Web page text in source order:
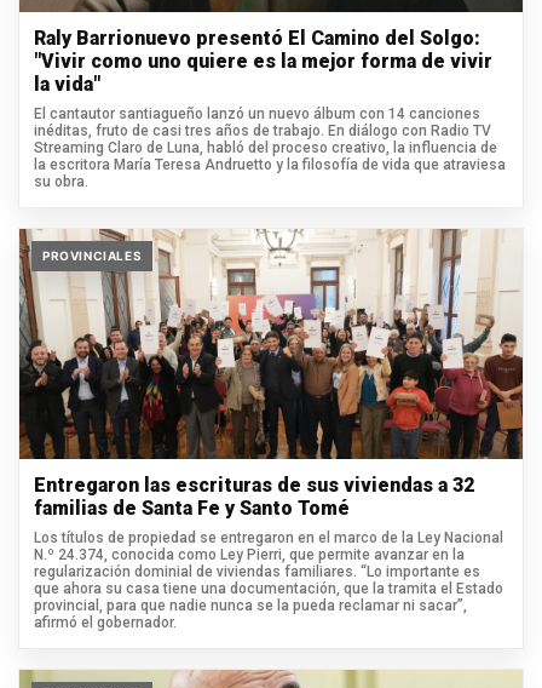
Raly Barrionuevo presentó El Camino del Solgo:
"Vivir como uno quiere es la mejor forma de vivir
la vida"
El cantautor santiagueño lanzó un nuevo álbum con 14 canciones
inéditas, fruto de casi tres años de trabajo. En diálogo con Radio TV
Streaming Claro de Luna, habló del proceso creativo, la influencia de
la escritora María Teresa Andruetto y la filosofía de vida que atraviesa
su obra.
PROVINCIALES
Entregaron las escrituras de sus viviendas a 32
familias de Santa Fe y Santo Tomé
Los títulos de propiedad se entregaron en el marco de la Ley Nacional
N.º 24.374, conocida como Ley Pierri, que permite avanzar en la
regularización dominial de viviendas familiares. “Lo importante es
que ahora su casa tiene una documentación, que la tramita el Estado
provincial, para que nadie nunca se la pueda reclamar ni sacar”,
afirmó el gobernador.